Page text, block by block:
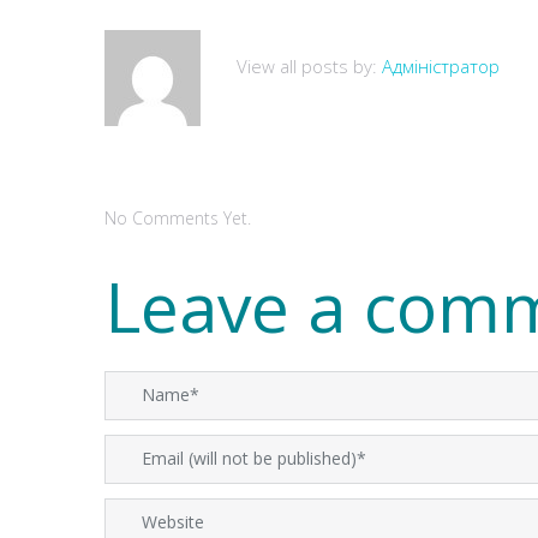
View all posts by: Адміністратор
No Comments Yet.
Leave a